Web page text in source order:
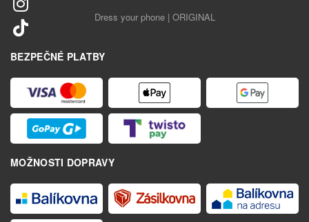
Dress your phone | ORIGINAL
BEZPEČNÉ PLATBY
MOŽNOSTI DOPRAVY